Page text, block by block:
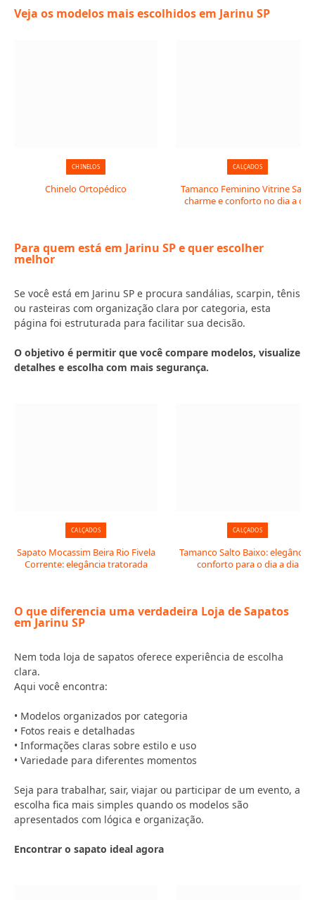
Veja os modelos mais escolhidos em Jarinu SP
CHINELOS
Chinelo Ortopédico
CALÇADOS
Tamanco Feminino Vitrine Salto:
charme e conforto no dia a dia
Para quem está em Jarinu SP e quer escolher
melhor
Se você está em Jarinu SP e procura sandálias, scarpin, tênis
ou rasteiras com organização clara por categoria, esta
página foi estruturada para facilitar sua decisão.
O objetivo é permitir que você compare modelos, visualize
detalhes e escolha com mais segurança.
CALÇADOS
Sapato Mocassim Beira Rio Fivela
Corrente: elegância tratorada
CALÇADOS
Tamanco Salto Baixo: elegância
conforto para o dia a dia
O que diferencia uma verdadeira Loja de Sapatos
em Jarinu SP
Nem toda loja de sapatos oferece experiência de escolha
clara.
Aqui você encontra:
• Modelos organizados por categoria
• Fotos reais e detalhadas
• Informações claras sobre estilo e uso
• Variedade para diferentes momentos
Seja para trabalhar, sair, viajar ou participar de um evento, a
escolha fica mais simples quando os modelos são
apresentados com lógica e organização.
Encontrar o sapato ideal agora